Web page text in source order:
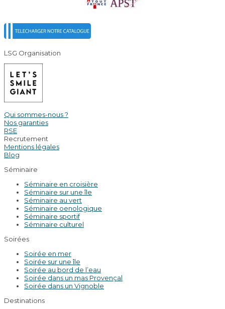
LSG Organisation
Qui sommes-nous ?
Nos garanties
RSE
Recrutement
Mentions légales
Blog
Séminaire
Séminaire en croisière
Séminaire sur une île
Séminaire au vert
Séminaire oenologique
Séminaire sportif
Séminaire culturel
Soirées
Soirée en mer
Soirée sur une île
Soirée au bord de l’eau
Soirée dans un mas Provençal
Soirée dans un Vignoble
Destinations